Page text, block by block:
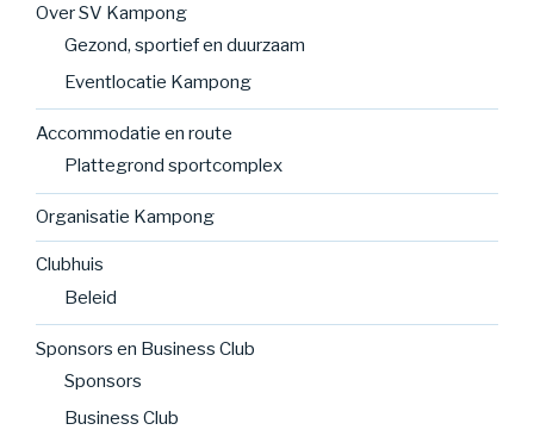
Over SV Kampong
Gezond, sportief en duurzaam
Eventlocatie Kampong
Accommodatie en route
Plattegrond sportcomplex
Organisatie Kampong
Clubhuis
Beleid
Sponsors en Business Club
Sponsors
Business Club